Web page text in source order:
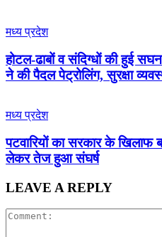
मध्य प्रदेश
होटल-ढाबों व संदिग्धों की हुई
ने की पैदल पेट्रोलिंग, सुरक्षा
मध्य प्रदेश
पटवारियों का सरकार के खिलाफ
लेकर तेज हुआ संघर्ष
LEAVE A REPLY